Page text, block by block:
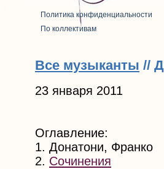
Политика конфиденциальности
По коллективам
Все музыканты //
23 января 2011
Оглавление:
1. Донатони, Франко
2. Сочинения